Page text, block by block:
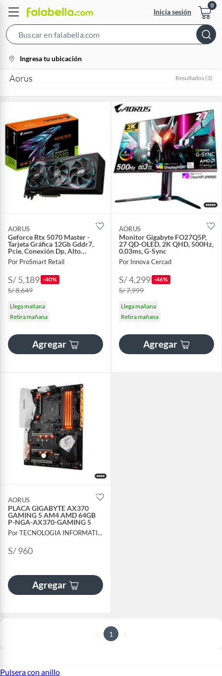
Inicia sesión
Bar
location-
icon
Ingresa tu ubicación
Aorus Resultados (3)
AORUS
Geforce Rtx 5070 Master -
Tarjeta Gráfica 12Gb Gddr7,
Pcie, Conexión Dp, Alto
Rendim
Por ProSmart Retail
S/ 5,189 -40%
S/ 8,649
Llega mañana
Retira mañana
Agregar
AORUS
Monitor Gigabyte FO27Q5P,
27 QD-OLED, 2K QHD, 500Hz,
0.03ms, G-Sync
Por Innova Cercad
S/ 4,299 -46%
S/ 7,999
Llega mañana
Retira mañana
Agregar
AORUS
PLACA GIGABYTE AX370
GAMING 5 AM4 AMD 64GB
P-NGA-AX370-GAMING 5
Por TECNOLOGIA INFORMATICA Y CONSULTORIA
S/ 960
Agregar
1
Pulsera con anillo